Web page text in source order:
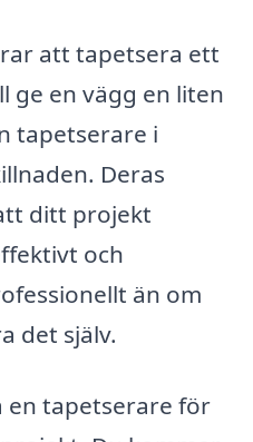
att tapetsera ett
ge en vägg en liten
tapetserare i
Deras
ditt projekt
och
än om
det själv.
en tapetserare för